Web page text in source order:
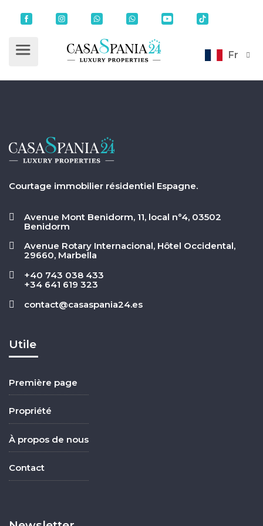
Fr
Courtage immobilier résidentiel Espagne.
Avenue Mont Benidorm, 11, local n°4, 03502
Benidorm
Avenue Rotary Internacional, Hôtel Occidental,
29660, Marbella
+40 743 038 433
+34 641 619 323
contact@casaspania24.es
Utile
Première page
Propriété
À propos de nous
Contact